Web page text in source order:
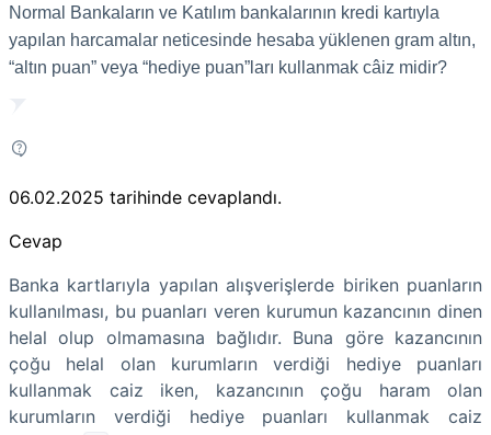
Normal Bankaların ve Katılım bankalarının kredi kartıyla
yapılan harcamalar neticesinde hesaba yüklenen gram altın,
“altın puan” veya “hediye puan”ları kullanmak câiz midir?
06.02.2025 tarihinde cevaplandı.
Cevap
Banka kartlarıyla yapılan alışverişlerde biriken puanların
kullanılması, bu puanları veren kurumun kazancının dinen
helal olup olmamasına bağlıdır. Buna göre kazancının
çoğu helal olan kurumların verdiği hediye puanları
kullanmak caiz iken, kazancının çoğu haram olan
kurumların verdiği hediye puanları kullanmak caiz